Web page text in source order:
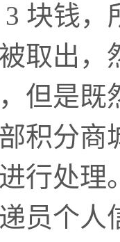
块钱
取出
但是
积分
行处
员个